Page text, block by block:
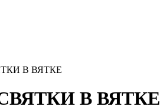
В ВЯТКЕ
В ВЯТКЕ